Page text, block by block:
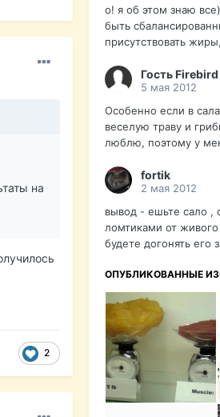
на
2
о! я об этом знаю
быть
присутствовать
Гость Firebird
5 мая 2012
Особенно если в
веселую траву и
люблю, поэтому у
fortik
2 мая 2012
вывод - ешьте сало ,
ломтиками от
будете догонять его
ОПУБЛИКОВАННЫЕ